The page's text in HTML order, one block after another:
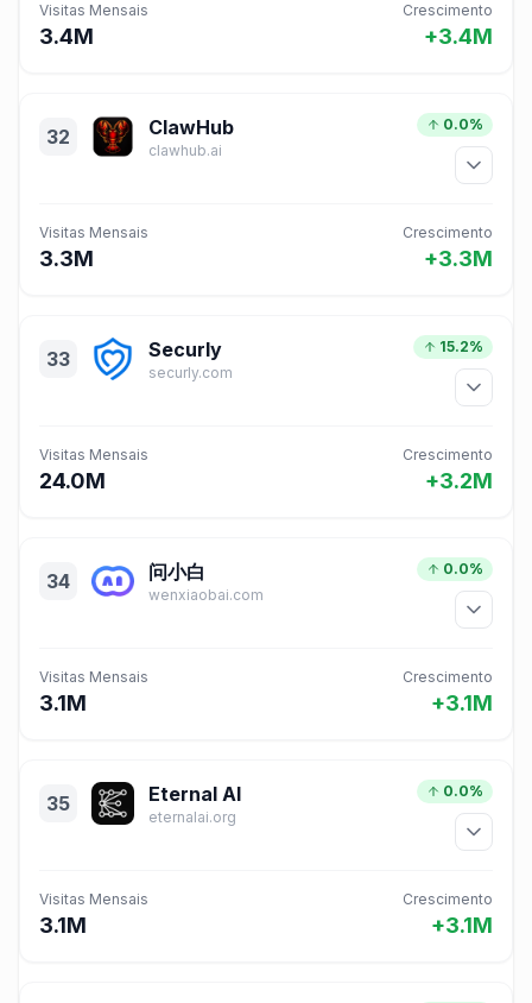
Visitas Mensais
3.4M
Crescimento
+3.4M
32 ClawHub
clawhub.ai
0.0%
Visitas Mensais
3.3M
Crescimento
+3.3M
33 Securly
securly.com
15.2%
Visitas Mensais
24.0M
Crescimento
+3.2M
34 问小白
wenxiaobai.com
0.0%
Visitas Mensais
3.1M
Crescimento
+3.1M
35 Eternal AI
eternalai.org
0.0%
Visitas Mensais
3.1M
Crescimento
+3.1M